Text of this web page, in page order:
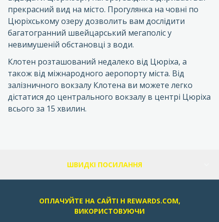
прекрасний вид на місто. Прогулянка на човні по
Цюріхському озеру дозволить вам дослідити
багатогранний швейцарський мегаполіс у
невимушеній обстановці з води.
Клотен розташований недалеко від Цюріха, а
також від міжнародного аеропорту міста. Від
залізничного вокзалу Клотена ви можете легко
дістатися до центрального вокзалу в центрі Цюріха
всього за 15 хвилин.
ШВИДКІ ПОСИЛАННЯ
ОПЛАЧУЙТЕ НА САЙТІ H REWARDS.COM,
ВИКОРИСТОВУЮЧИ